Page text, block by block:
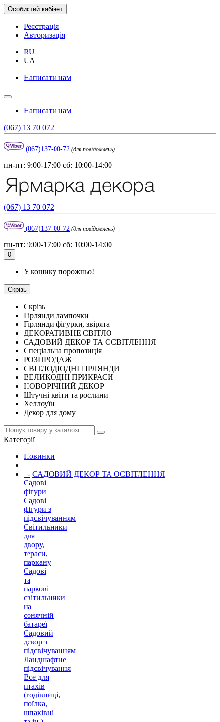
Особистий кабінет
Реєстрація
Авторизація
RU
UA
Написати нам
Написати нам
(067) 13 70 072
(067)137-00-72 (для повідомлень)
пн-пт: 9:00-17:00 сб: 10:00-14:00
(067) 13 70 072
(067)137-00-72 (для повідомлень)
пн-пт: 9:00-17:00 сб: 10:00-14:00
0
У кошику порожньо!
Скрізь
Скрізь
Гірлянди лампочки
Гірлянди фігурки, звірята
ДЕКОРАТИВНЕ СВІТЛО
САДОВИЙ ДЕКОР ТА ОСВІТЛЕННЯ
Спеціальна пропозиція
РОЗПРОДАЖ
СВІТЛОДІОДНІ ГІРЛЯНДИ
ВЕЛИКОДНІ ПРИКРАСИ
НОВОРІЧНИЙ ДЕКОР
Штучні квіти та рослини
Хеллоуїн
Декор для дому
Категорії
Новинки
+- САДОВИЙ ДЕКОР ТА ОСВІТЛЕННЯ
Садові
фігури
Садові
фігури з
підсвічуванням
Світильники
для
двору,
тераси,
паркану
Садові
та
паркові
світильники
на
сонячній
батареї
Садовий
декор з
підсвічуванням
Ландшафтне
підсвічування
Все для
птахів
(годівниці,
поїлка,
шпаківні